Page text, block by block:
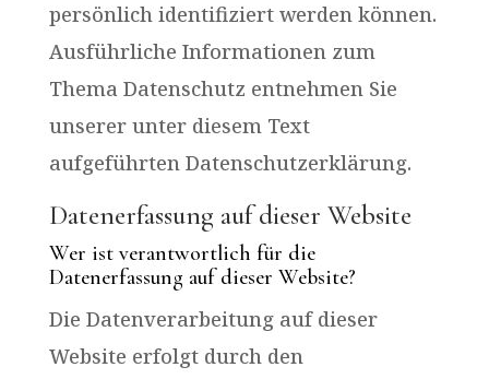
persönlich identifiziert werden können.
Ausführliche Informationen zum
Thema Datenschutz entnehmen Sie
unserer unter diesem Text
aufgeführten Datenschutzerklärung.
Datenerfassung auf dieser Website
Wer ist verantwortlich für die
Datenerfassung auf dieser Website?
Die Datenverarbeitung auf dieser
Website erfolgt durch den